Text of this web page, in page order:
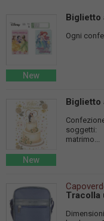
New
Biglietto
Ogni
New
Biglietto
soggetti:
matrimo...
Tracolla